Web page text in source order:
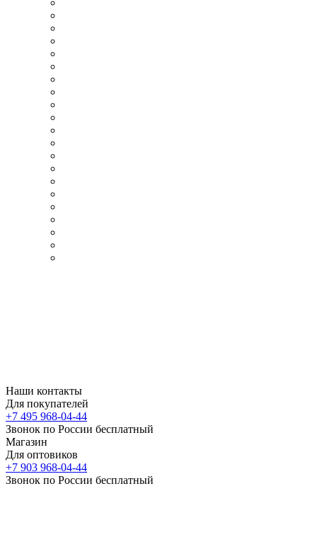
Наши контакты
Для покупателей
+7 495 968-04-44
Звонок по России бесплатный
Магазин
Для оптовиков
+7 903 968-04-44
Звонок по России бесплатный